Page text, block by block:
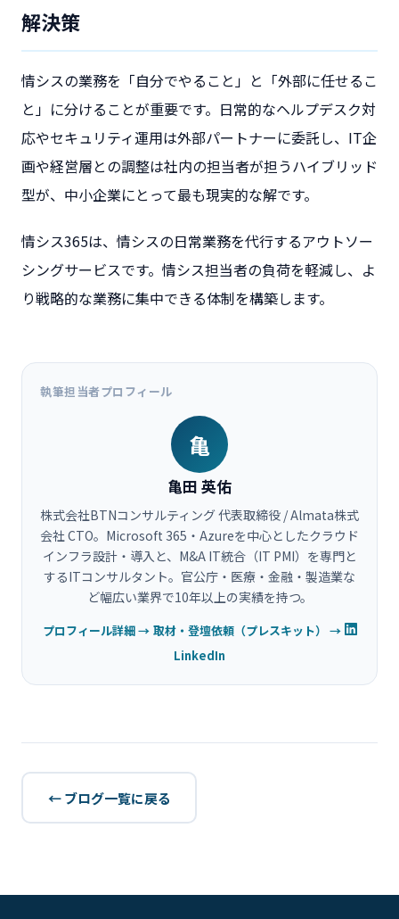
解決策
情シスの業務を「自分でやること」と「外部に任せるこ
と」に分けることが重要です。日常的なヘルプデスク対
応やセキュリティ運用は外部パートナーに委託し、IT企
画や経営層との調整は社内の担当者が担うハイブリッド
型が、中小企業にとって最も現実的な解です。
情シス365は、情シスの日常業務を代行するアウトソー
シングサービスです。情シス担当者の負荷を軽減し、よ
り戦略的な業務に集中できる体制を構築します。
執筆担当者プロフィール
亀
亀田 英佑
株式会社BTNコンサルティング 代表取締役 / Almata株式
会社 CTO。Microsoft 365・Azureを中心としたクラウド
インフラ設計・導入と、M&A IT統合（IT PMI）を専門と
するITコンサルタント。官公庁・医療・金融・製造業な
ど幅広い業界で10年以上の実績を持つ。
プロフィール詳細 → 取材・登壇依頼（プレスキット） →
LinkedIn
← ブログ一覧に戻る